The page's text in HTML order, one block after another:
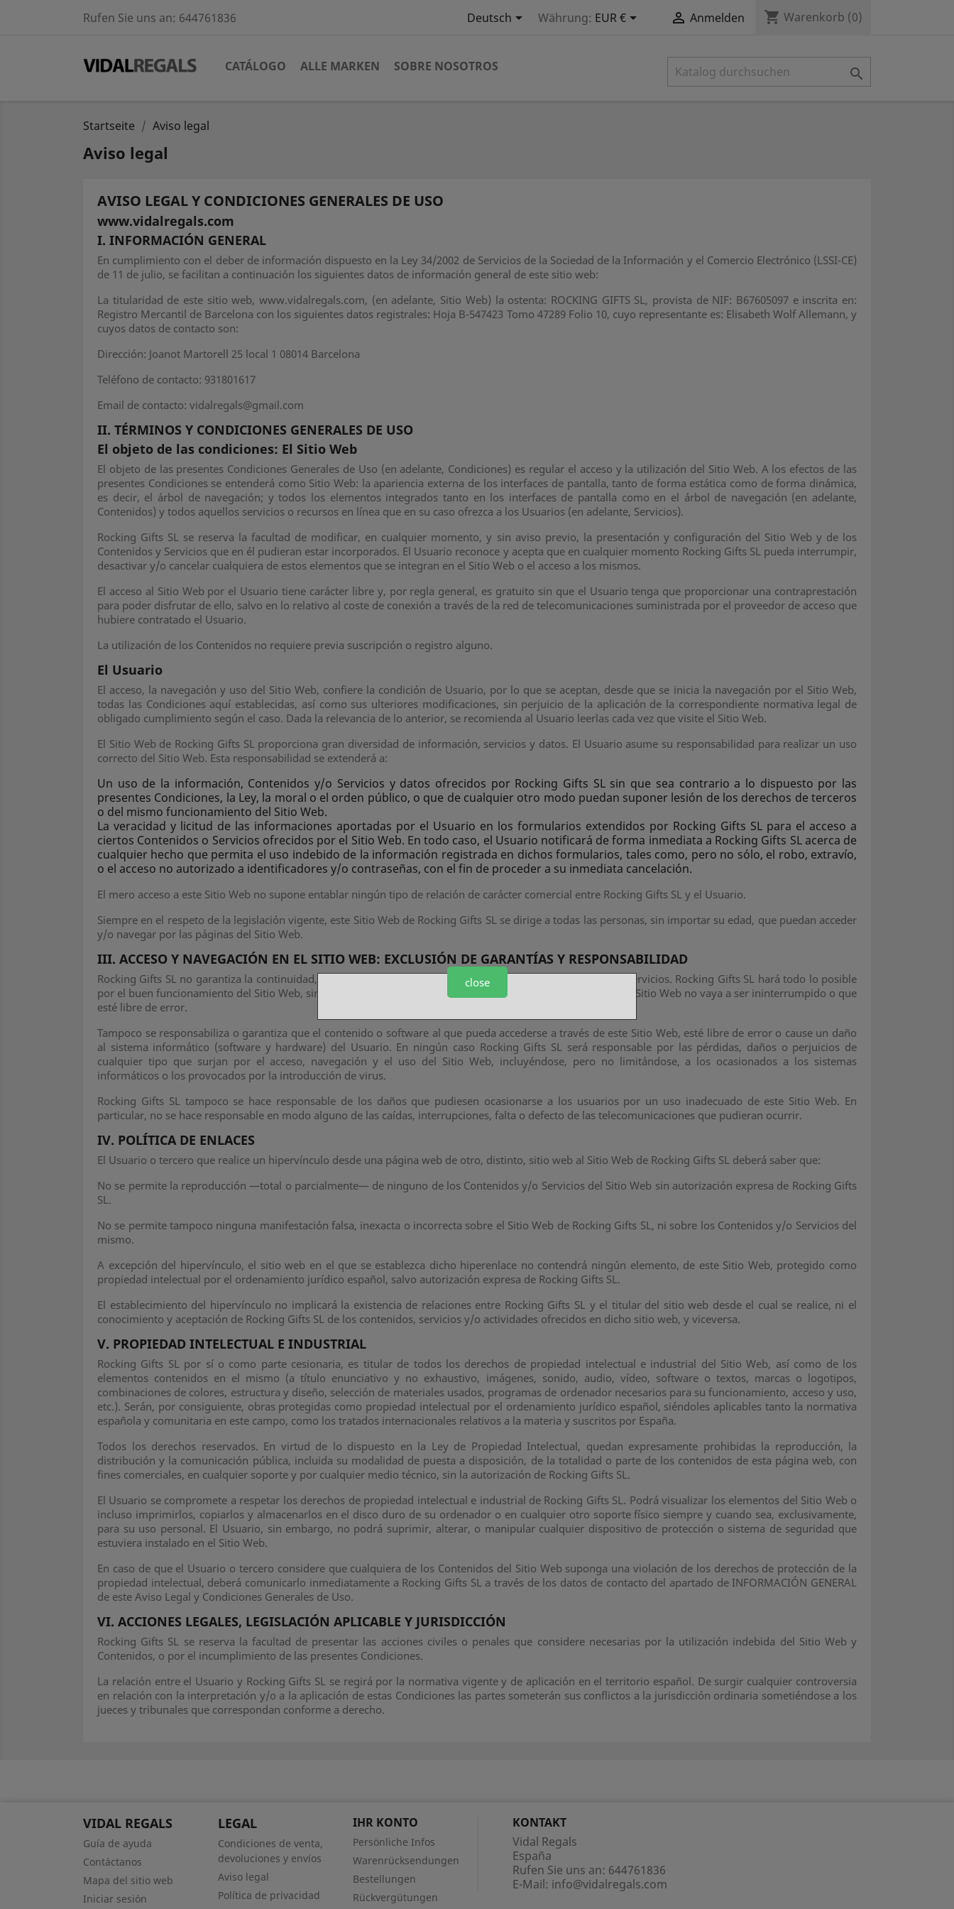
Rufen Sie uns an: 644761836 Deutsch Währung: EUR €  Anmelden shopping_cart Warenkorb (0)
CATÁLOGO ALLE MARKEN SOBRE NOSOTROS 
Startseite Aviso legal
Aviso legal
AVISO LEGAL Y CONDICIONES GENERALES DE USO
www.vidalregals.com
I. INFORMACIÓN GENERAL
En cumplimiento con el deber de información dispuesto en la Ley 34/2002 de Servicios de la Sociedad de la Información y el Comercio Electrónico (LSSI-CE)
de 11 de julio, se facilitan a continuación los siguientes datos de información general de este sitio web:
La titularidad de este sitio web, www.vidalregals.com, (en adelante, Sitio Web) la ostenta: ROCKING GIFTS SL, provista de NIF: B67605097 e inscrita en:
Registro Mercantil de Barcelona con los siguientes datos registrales: Hoja B-547423 Tomo 47289 Folio 10, cuyo representante es: Elisabeth Wolf Allemann, y
cuyos datos de contacto son:
Dirección: Joanot Martorell 25 local 1 08014 Barcelona
Teléfono de contacto: 931801617
Email de contacto: vidalregals@gmail.com
II. TÉRMINOS Y CONDICIONES GENERALES DE USO
El objeto de las condiciones: El Sitio Web
El objeto de las presentes Condiciones Generales de Uso (en adelante, Condiciones) es regular el acceso y la utilización del Sitio Web. A los efectos de las
presentes Condiciones se entenderá como Sitio Web: la apariencia externa de los interfaces de pantalla, tanto de forma estática como de forma dinámica,
es decir, el árbol de navegación; y todos los elementos integrados tanto en los interfaces de pantalla como en el árbol de navegación (en adelante,
Contenidos) y todos aquellos servicios o recursos en línea que en su caso ofrezca a los Usuarios (en adelante, Servicios).
Rocking Gifts SL se reserva la facultad de modificar, en cualquier momento, y sin aviso previo, la presentación y configuración del Sitio Web y de los
Contenidos y Servicios que en él pudieran estar incorporados. El Usuario reconoce y acepta que en cualquier momento Rocking Gifts SL pueda interrumpir,
desactivar y/o cancelar cualquiera de estos elementos que se integran en el Sitio Web o el acceso a los mismos.
El acceso al Sitio Web por el Usuario tiene carácter libre y, por regla general, es gratuito sin que el Usuario tenga que proporcionar una contraprestación
para poder disfrutar de ello, salvo en lo relativo al coste de conexión a través de la red de telecomunicaciones suministrada por el proveedor de acceso que
hubiere contratado el Usuario.
La utilización de los Contenidos no requiere previa suscripción o registro alguno.
El Usuario
El acceso, la navegación y uso del Sitio Web, confiere la condición de Usuario, por lo que se aceptan, desde que se inicia la navegación por el Sitio Web,
todas las Condiciones aquí establecidas, así como sus ulteriores modificaciones, sin perjuicio de la aplicación de la correspondiente normativa legal de
obligado cumplimiento según el caso. Dada la relevancia de lo anterior, se recomienda al Usuario leerlas cada vez que visite el Sitio Web.
El Sitio Web de Rocking Gifts SL proporciona gran diversidad de información, servicios y datos. El Usuario asume su responsabilidad para realizar un uso
correcto del Sitio Web. Esta responsabilidad se extenderá a:
Un uso de la información, Contenidos y/o Servicios y datos ofrecidos por Rocking Gifts SL sin que sea contrario a lo dispuesto por las
presentes Condiciones, la Ley, la moral o el orden público, o que de cualquier otro modo puedan suponer lesión de los derechos de terceros
o del mismo funcionamiento del Sitio Web.
La veracidad y licitud de las informaciones aportadas por el Usuario en los formularios extendidos por Rocking Gifts SL para el acceso a
ciertos Contenidos o Servicios ofrecidos por el Sitio Web. En todo caso, el Usuario notificará de forma inmediata a Rocking Gifts SL acerca de
cualquier hecho que permita el uso indebido de la información registrada en dichos formularios, tales como, pero no sólo, el robo, extravío,
o el acceso no autorizado a identificadores y/o contraseñas, con el fin de proceder a su inmediata cancelación.
El mero acceso a este Sitio Web no supone entablar ningún tipo de relación de carácter comercial entre Rocking Gifts SL y el Usuario.
Siempre en el respeto de la legislación vigente, este Sitio Web de Rocking Gifts SL se dirige a todas las personas, sin importar su edad, que puedan acceder
y/o navegar por las páginas del Sitio Web.
III. ACCESO Y NAVEGACIÓN EN EL SITIO WEB: EXCLUSIÓN DE GARANTÍAS Y RESPONSABILIDAD
Rocking Gifts SL no garantiza la continuidad, disponibilidad y utilidad del Sitio Web, ni de los Contenidos o Servicios. Rocking Gifts SL hará todo lo posible
por el buen funcionamiento del Sitio Web, sin embargo, no se responsabiliza ni garantiza que el acceso a este Sitio Web no vaya a ser ininterrumpido o que
esté libre de error.
Tampoco se responsabiliza o garantiza que el contenido o software al que pueda accederse a través de este Sitio Web, esté libre de error o cause un daño
al sistema informático (software y hardware) del Usuario. En ningún caso Rocking Gifts SL será responsable por las pérdidas, daños o perjuicios de
cualquier tipo que surjan por el acceso, navegación y el uso del Sitio Web, incluyéndose, pero no limitándose, a los ocasionados a los sistemas
informáticos o los provocados por la introducción de virus.
Rocking Gifts SL tampoco se hace responsable de los daños que pudiesen ocasionarse a los usuarios por un uso inadecuado de este Sitio Web. En
particular, no se hace responsable en modo alguno de las caídas, interrupciones, falta o defecto de las telecomunicaciones que pudieran ocurrir.
IV. POLÍTICA DE ENLACES
El Usuario o tercero que realice un hipervínculo desde una página web de otro, distinto, sitio web al Sitio Web de Rocking Gifts SL deberá saber que:
No se permite la reproducción —total o parcialmente— de ninguno de los Contenidos y/o Servicios del Sitio Web sin autorización expresa de Rocking Gifts
SL.
No se permite tampoco ninguna manifestación falsa, inexacta o incorrecta sobre el Sitio Web de Rocking Gifts SL, ni sobre los Contenidos y/o Servicios del
mismo.
A excepción del hipervínculo, el sitio web en el que se establezca dicho hiperenlace no contendrá ningún elemento, de este Sitio Web, protegido como
propiedad intelectual por el ordenamiento jurídico español, salvo autorización expresa de Rocking Gifts SL.
El establecimiento del hipervínculo no implicará la existencia de relaciones entre Rocking Gifts SL y el titular del sitio web desde el cual se realice, ni el
conocimiento y aceptación de Rocking Gifts SL de los contenidos, servicios y/o actividades ofrecidos en dicho sitio web, y viceversa.
V. PROPIEDAD INTELECTUAL E INDUSTRIAL
Rocking Gifts SL por sí o como parte cesionaria, es titular de todos los derechos de propiedad intelectual e industrial del Sitio Web, así como de los
elementos contenidos en el mismo (a título enunciativo y no exhaustivo, imágenes, sonido, audio, vídeo, software o textos, marcas o logotipos,
combinaciones de colores, estructura y diseño, selección de materiales usados, programas de ordenador necesarios para su funcionamiento, acceso y uso,
etc.). Serán, por consiguiente, obras protegidas como propiedad intelectual por el ordenamiento jurídico español, siéndoles aplicables tanto la normativa
española y comunitaria en este campo, como los tratados internacionales relativos a la materia y suscritos por España.
Todos los derechos reservados. En virtud de lo dispuesto en la Ley de Propiedad Intelectual, quedan expresamente prohibidas la reproducción, la
distribución y la comunicación pública, incluida su modalidad de puesta a disposición, de la totalidad o parte de los contenidos de esta página web, con
fines comerciales, en cualquier soporte y por cualquier medio técnico, sin la autorización de Rocking Gifts SL.
El Usuario se compromete a respetar los derechos de propiedad intelectual e industrial de Rocking Gifts SL. Podrá visualizar los elementos del Sitio Web o
incluso imprimirlos, copiarlos y almacenarlos en el disco duro de su ordenador o en cualquier otro soporte físico siempre y cuando sea, exclusivamente,
para su uso personal. El Usuario, sin embargo, no podrá suprimir, alterar, o manipular cualquier dispositivo de protección o sistema de seguridad que
estuviera instalado en el Sitio Web.
En caso de que el Usuario o tercero considere que cualquiera de los Contenidos del Sitio Web suponga una violación de los derechos de protección de la
propiedad intelectual, deberá comunicarlo inmediatamente a Rocking Gifts SL a través de los datos de contacto del apartado de INFORMACIÓN GENERAL
de este Aviso Legal y Condiciones Generales de Uso.
VI. ACCIONES LEGALES, LEGISLACIÓN APLICABLE Y JURISDICCIÓN
Rocking Gifts SL se reserva la facultad de presentar las acciones civiles o penales que considere necesarias por la utilización indebida del Sitio Web y
Contenidos, o por el incumplimiento de las presentes Condiciones.
La relación entre el Usuario y Rocking Gifts SL se regirá por la normativa vigente y de aplicación en el territorio español. De surgir cualquier controversia
en relación con la interpretación y/o a la aplicación de estas Condiciones las partes someterán sus conflictos a la jurisdicción ordinaria sometiéndose a los
jueces y tribunales que correspondan conforme a derecho.
close
VIDAL REGALS
Guía de ayuda
Contáctanos
Mapa del sitio web
Iniciar sesión
LEGAL
Condiciones de venta,
devoluciones y envíos
Aviso legal
Política de privacidad
IHR KONTO
Persönliche Infos
Warenrücksendungen
Bestellungen
Rückvergütungen
KONTAKT
Vidal Regals
España
Rufen Sie uns an: 644761836
E-Mail: info@vidalregals.com